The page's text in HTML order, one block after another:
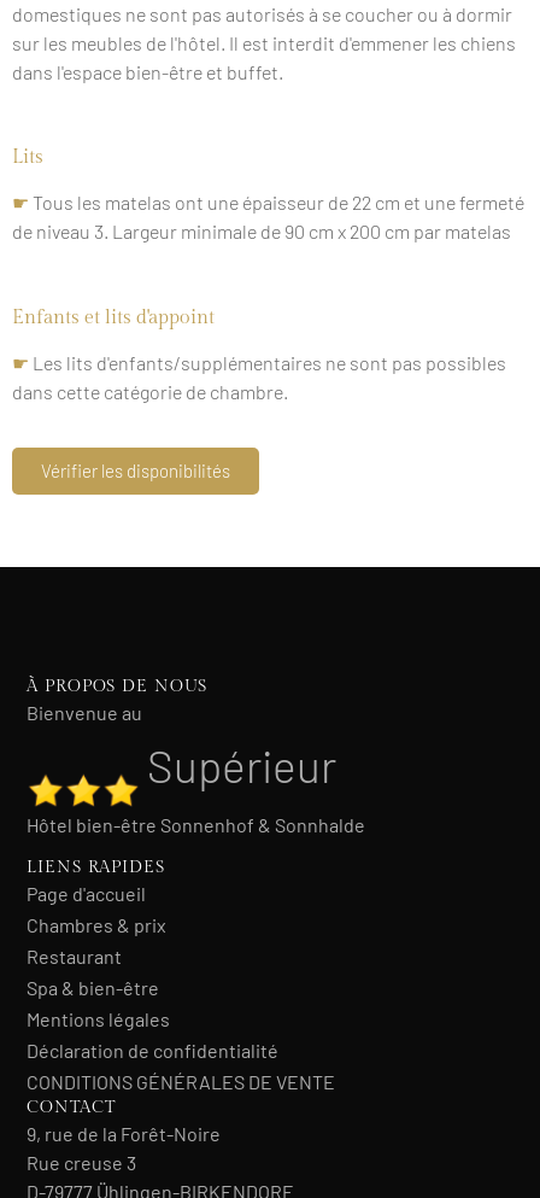
domestiques ne sont pas autorisés à se coucher ou à dormir
sur les meubles de l'hôtel. Il est interdit d'emmener les chiens
dans l'espace bien-être et buffet.
Lits
☛ Tous les matelas ont une épaisseur de 22 cm et une fermeté
de niveau 3. Largeur minimale de 90 cm x 200 cm par matelas
Enfants et lits d'appoint
☛ Les lits d'enfants/supplémentaires ne sont pas possibles
dans cette catégorie de chambre.
Vérifier les disponibilités
À PROPOS DE NOUS
Bienvenue au
Supérieur
Hôtel bien-être Sonnenhof & Sonnhalde
LIENS RAPIDES
Page d'accueil
Chambres & prix
Restaurant
Spa & bien-être
Mentions légales
Déclaration de confidentialité
CONDITIONS GÉNÉRALES DE VENTE
CONTACT
9, rue de la Forêt-Noire
Rue creuse 3
D-79777 Ühlingen-BIRKENDORF